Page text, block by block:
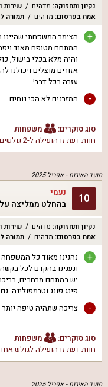
נקיון ותחזוקה: מדהים שירות
אמת בפרסום: מדהים תמורה
+
הצימר המשפחתי שהיינו
המתחם מטופח מאוד
והיה מלא בכלי בישול,
אזורים מוצלים
עזרה בכל דבר!
- המזרנים לא הכי נוחים.
סוג סוקרים:
משפחות
חוות דעת זו הועילה ל-2 גולשים
מועד האירוח -אפריל 2025
10 נעמי
בהחלט ממליצה
נקיון ותחזוקה: מדהים שירות
אמת בפרסום: מדהים תמורה
+
נהנינו מאוד כל
ונענינו בהקדם לכל
יש במתחם מרחבים,
פינג פונג וטרמפולינה.
- צריכה שתהיה טיפה יותר
סוג סוקרים:
משפחות
חוות דעת זו הועילה לגולש אחד
מועד האירוח -אפריל 2025